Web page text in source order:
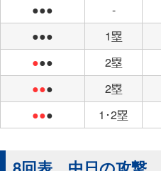
●●● -
●●●
1塁
●●● 2塁
●●● 2塁
●●● 1･2塁